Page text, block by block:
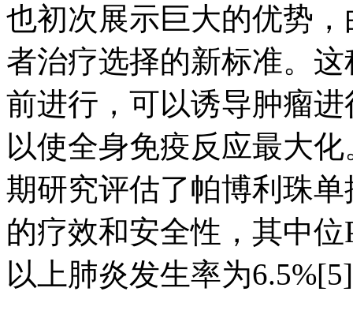
也初次展示巨大的优势
者治疗选择的新标准。
前进行，可以诱导肿瘤
以使全身免疫反应最大
期研究评估了帕博利珠
的疗效和安全性，其中位
以上肺炎发生率为